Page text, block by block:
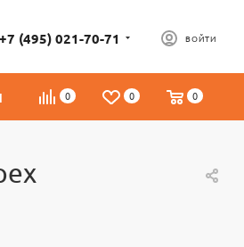
+7 (495) 021-70-71 ВОЙТИ
0 0 0